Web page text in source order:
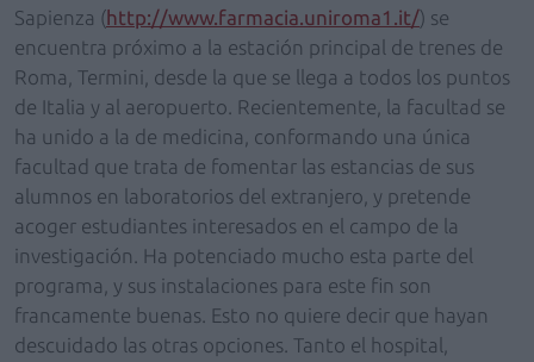
Sapienza (http://www.farmacia.uniroma1.it/) se
encuentra próximo a la estación principal de trenes de
Roma, Termini, desde la que se llega a todos los puntos
de Italia y al aeropuerto. Recientemente, la facultad se
ha unido a la de medicina, conformando una única
facultad que trata de fomentar las estancias de sus
alumnos en laboratorios del extranjero, y pretende
acoger estudiantes interesados en el campo de la
investigación. Ha potenciado mucho esta parte del
programa, y sus instalaciones para este fin son
francamente buenas. Esto no quiere decir que hayan
descuidado las otras opciones. Tanto el hospital,